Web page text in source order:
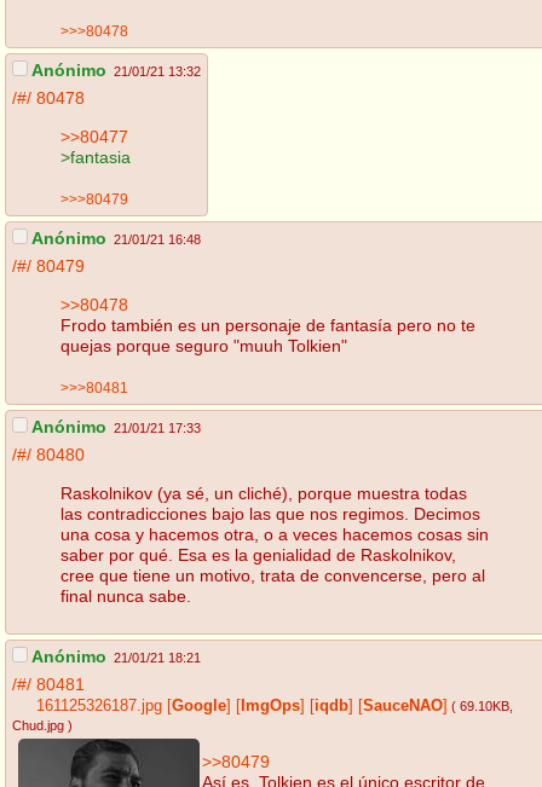
>>>80478
Anónimo 21/01/21 13:32
/#/ 80478
>>80477
>fantasia
>>>80479
Anónimo 21/01/21 16:48
/#/ 80479
>>80478
Frodo también es un personaje de fantasía pero no te
quejas porque seguro "muuh Tolkien"
>>>80481
Anónimo 21/01/21 17:33
/#/ 80480
Raskolnikov (ya sé, un cliché), porque muestra todas
las contradicciones bajo las que nos regimos. Decimos
una cosa y hacemos otra, o a veces hacemos cosas sin
saber por qué. Esa es la genialidad de Raskolnikov,
cree que tiene un motivo, trata de convencerse, pero al
final nunca sabe.
Anónimo 21/01/21 18:21
/#/ 80481
161125326187.jpg Google ImgOps iqdb SauceNAO ( 69.10KB
Chud.jpg )
>>80479
Así es, Tolkien es el único escritor de